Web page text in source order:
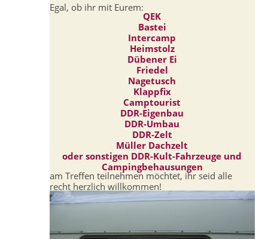
Egal, ob ihr mit Eurem:
QEK
Bastei
Intercamp
Heimstolz
Dübener Ei
Friedel
Nagetusch
Klappfix
Camptourist
DDR-Eigenbau
DDR-Umbau
DDR-Zelt
Müller Dachzelt
oder sonstigen DDR-Kult-Fahrzeuge und
Campingbehausungen
am Treffen teilnehmen möchtet, ihr seid alle
recht herzlich willkommen!